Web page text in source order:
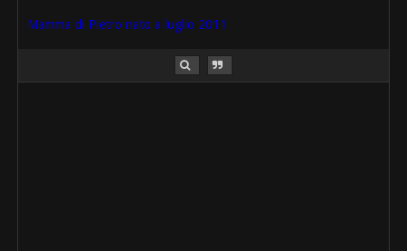
Mamma di Pietro nato a luglio 2011